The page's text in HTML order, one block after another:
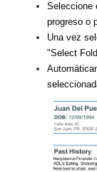
Seleccione
progreso o
Una vez
"Select